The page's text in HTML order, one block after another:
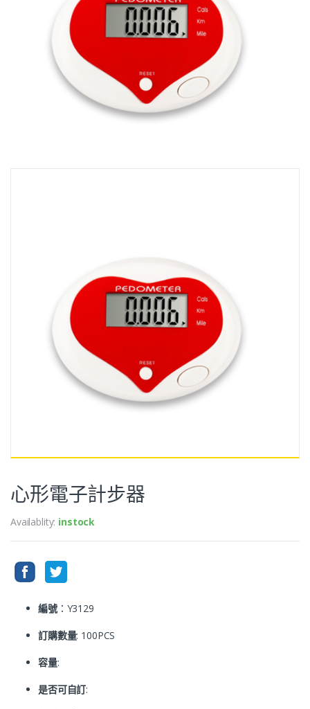
心形電子計步器
Availablity: instock
編號：Y3129
訂購數量: 100PCS
容量:
是否可自訂: